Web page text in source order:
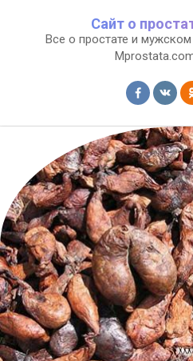
контенту
Сайт о
Все о простате и